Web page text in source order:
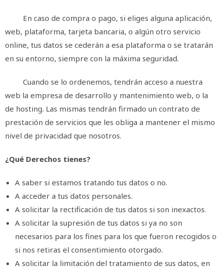
En caso de compra o pago, si eliges alguna aplicación,
web, plataforma, tarjeta bancaria, o algún otro servicio
online, tus datos se cederán a esa plataforma o se tratarán
en su entorno, siempre con la máxima seguridad.
Cuando se lo ordenemos, tendrán acceso a nuestra
web la empresa de desarrollo y mantenimiento web, o la
de hosting. Las mismas tendrán firmado un contrato de
prestación de servicios que les obliga a mantener el mismo
nivel de privacidad que nosotros.
¿Qué Derechos tienes?
A saber si estamos tratando tus datos o no.
A acceder a tus datos personales.
A solicitar la rectificación de tus datos si son inexactos.
A solicitar la supresión de tus datos si ya no son
necesarios para los fines para los que fueron recogidos o
si nos retiras el consentimiento otorgado.
A solicitar la limitación del tratamiento de sus datos, en